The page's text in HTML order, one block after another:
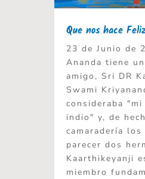
Que nos hace Feliz
23 de Junio de
Ananda tiene
amigo, Sri DR
Swami
consideraba "mi
indio" y, de
camaradería los
parecer dos
Kaarthikeyanji
miembro